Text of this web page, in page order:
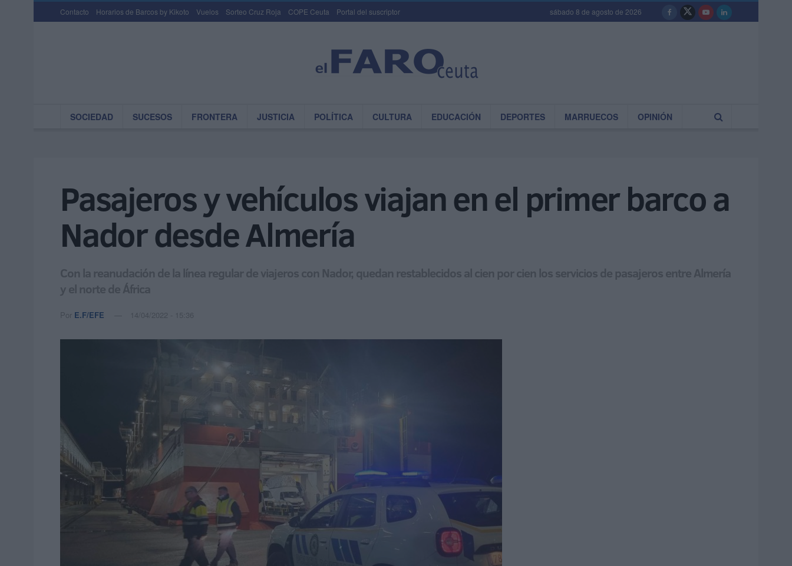
Contacto Horarios de Barcos by Kikoto Vuelos Sorteo Cruz Roja COPE Ceuta Portal del suscriptor sábado 8 de agosto de 2026
SOCIEDAD SUCESOS FRONTERA JUSTICIA POLÍTICA CULTURA EDUCACIÓN DEPORTES MARRUECOS OPINIÓN
Pasajeros y vehículos viajan en el primer barco a
Nador desde Almería
Con la reanudación de la línea regular de viajeros con Nador, quedan restablecidos al cien por cien los servicios de pasajeros entre Almería
y el norte de África
Por E.F/EFE 14/04/2022 - 15:36